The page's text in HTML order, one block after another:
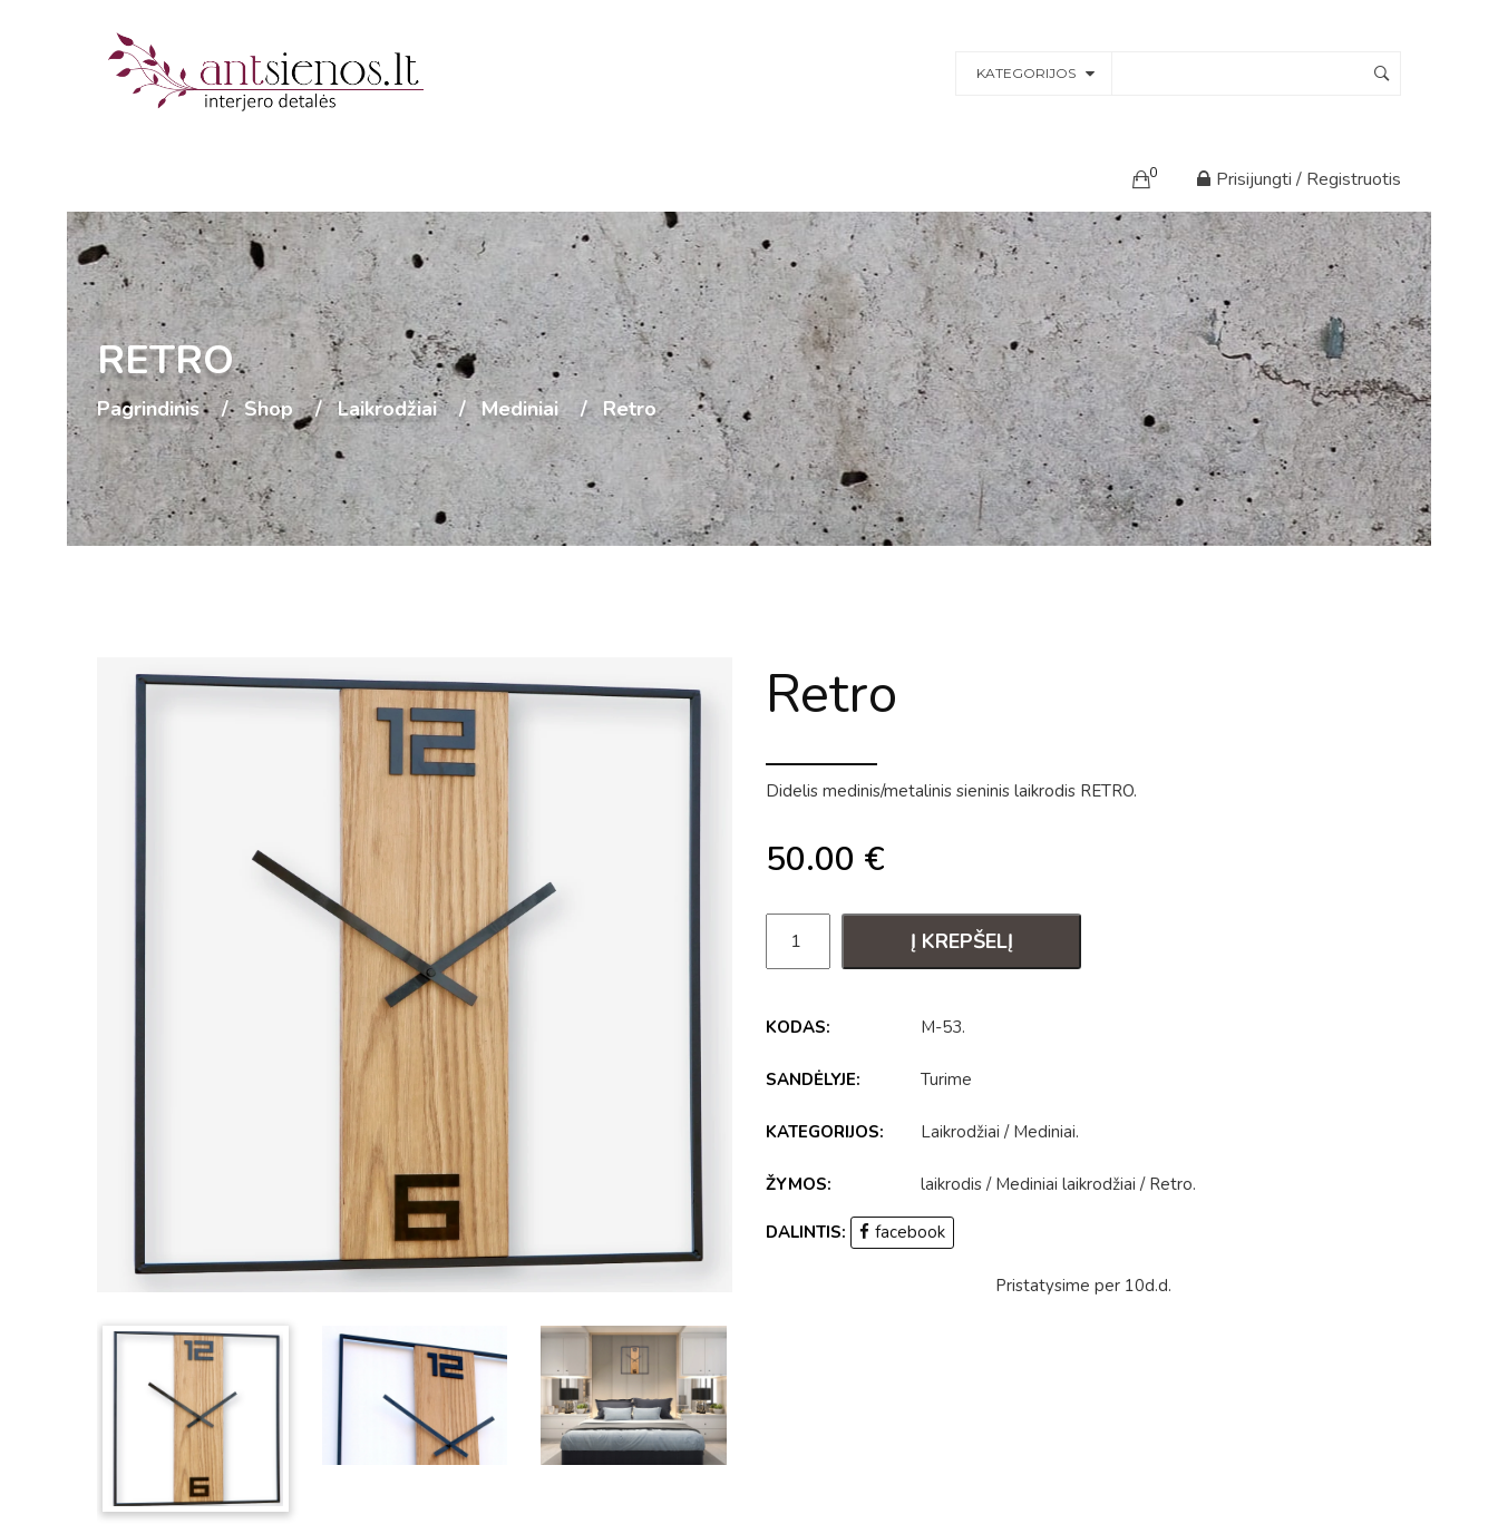
KATEGORIJOS
0 Prisijungti / Registruotis
RETRO
Pagrindinis Shop Laikrodžiai Mediniai Retro
Retro
Didelis medinis/metalinis sieninis laikrodis RETRO.
50.00 €
Į KREPŠELĮ
KODAS: M-53.
SANDĖLYJE: Turime
KATEGORIJOS: Laikrodžiai / Mediniai.
ŽYMOS: laikrodis / Mediniai laikrodžiai / Retro.
DALINTIS: facebook
Pristatysime per 10d.d.